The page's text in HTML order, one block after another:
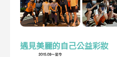
遇見美麗的自己公益彩妝